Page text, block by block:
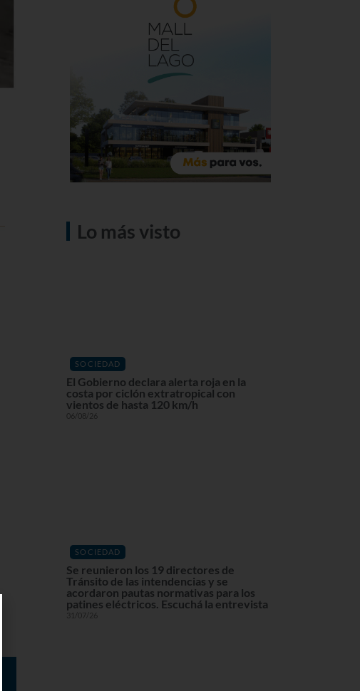
Lo más visto
SOCIEDAD
El Gobierno declara alerta roja en la
costa por ciclón extratropical con
vientos de hasta 120 km/h
06/08/26
SOCIEDAD
Se reunieron los 19 directores de
Tránsito de las intendencias y se
acordaron pautas normativas para los
patines eléctricos. Escuchá la entrevista
31/07/26